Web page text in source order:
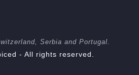
Serbia and Portugal.
- All rights reserved.